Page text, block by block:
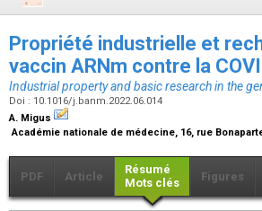
Propriété industrielle et
vaccin ARNm contre la
Industrial property and basic research in the
Doi : 10.1016/j.banm.2022.06.014
A. Migus
Académie nationale de médecine, 16, rue
PDF Article
Résumé
Mots clés
Figures